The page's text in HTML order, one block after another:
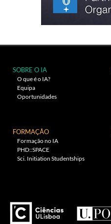
SOBRE O IA
O que é o IA?
Equipa
Oportunidades
FORMAÇÃO
Formação no IA
PHD::SPACE
Sci. Initiation Studentships